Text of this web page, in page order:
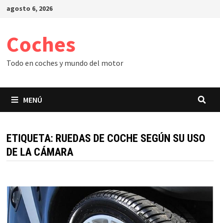
Saltar
agosto 6, 2026
Coches
Todo en coches y mundo del motor
MENÚ
ETIQUETA: RUEDAS DE COCHE SEGÚN SU USO
DE LA CÁMARA